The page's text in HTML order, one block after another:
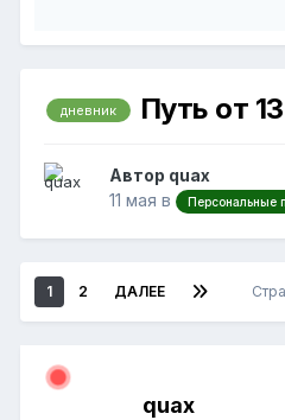
дневник Путь от
Автор quax
11 мая в Персональные
1 2 ДАЛЕЕ
quax